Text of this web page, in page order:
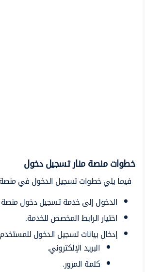
خطوات منصة منار تسجيل دخول
فيما يلي خطوات تسجيل الدخول في منصة
الدخول إلى خدمة تسجيل دخول منصة
اختيار الرابط المخصص للخدمة.
إدخال بيانات تسجيل الدخول
البريد الإلكتروني.
كلمة المرور.